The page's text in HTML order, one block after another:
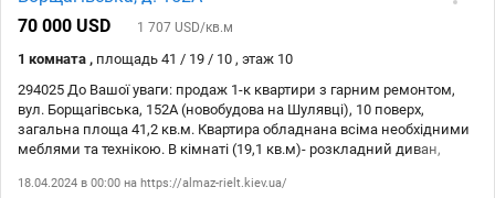
70 000 USD
1 707 USD/кв.м
1 комната , площадь 41 / 19 / 10 , этаж 10
294025 До Вашої уваги: продаж 1-к квартири з гарним ремонтом,
вул. Борщагівська, 152А (новобудова на Шулявці), 10 поверх,
загальна площа 41,2 кв.м. Квартира обладнана всіма необхідними
меблями та технікою. В кімнаті (19,1 кв.м)- розкладний диван,
кв.м.)- плита, холодильник,посудомийна машина, мікрохвильова
18.04.2024 в 00:00 на https://almaz-rielt.kiev.ua/